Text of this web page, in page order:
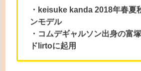
・keisuke kanda 2018年春夏
ンモデル
・コムデギャルソン出身の富
ドlirtoに起用